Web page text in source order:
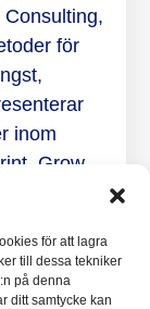
för att lagra
till dessa tekniker
på denna
ditt samtycke kan
för
inom
Grow
35